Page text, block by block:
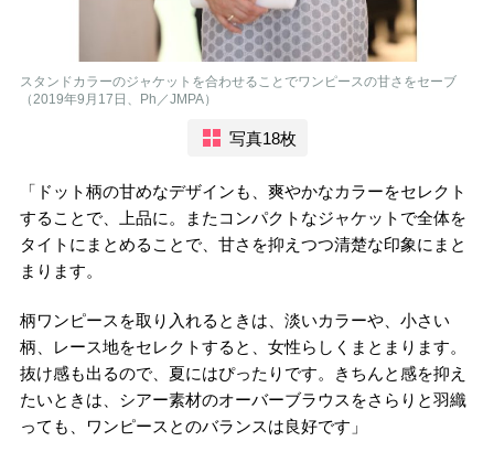
スタンドカラーのジャケットを合わせることでワンピースの甘さをセーブ
（2019年9月17日、Ph／JMPA）
写真18枚
「ドット柄の甘めなデザインも、爽やかなカラーをセレクト
することで、上品に。またコンパクトなジャケットで全体を
タイトにまとめることで、甘さを抑えつつ清楚な印象にまと
まります。
柄ワンピースを取り入れるときは、淡いカラーや、小さい
柄、レース地をセレクトすると、女性らしくまとまります。
抜け感も出るので、夏にはぴったりです。きちんと感を抑え
たいときは、シアー素材のオーバーブラウスをさらりと羽織
っても、ワンピースとのバランスは良好です」